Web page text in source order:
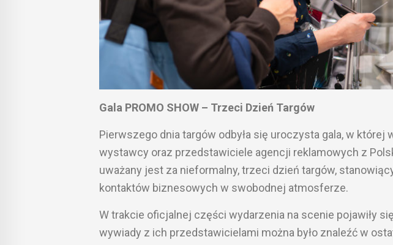
Gala PROMO SHOW – Trzeci Dzień Targów
Pierwszego dnia targów odbyła się uroczysta gala, w której
wystawcy oraz przedstawiciele agencji reklamowych z
uważany jest za nieformalny, trzeci dzień targów,
kontaktów biznesowych w swobodnej atmosferze.
W trakcie oficjalnej części wydarzenia na scenie pojawiły
wywiady z ich przedstawicielami można było znaleźć w